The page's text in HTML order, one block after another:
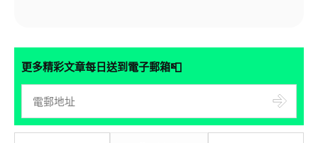
更多精彩文章每日送到電子郵箱📮